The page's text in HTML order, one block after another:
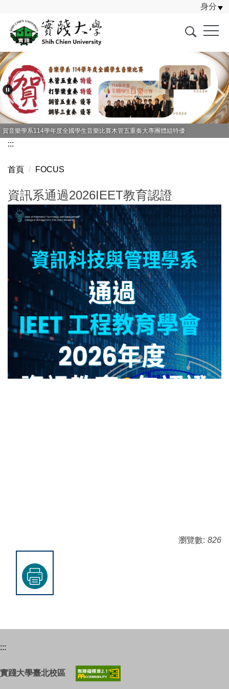
主
內
容
區
身分
賀音樂學系114學年度全國學生音樂比賽木管五重奏大專團體組特優
:::
首頁 FOCUS
資訊系通過2026IEET教育認證
瀏覽數: 826
:::
實踐大學臺北校區